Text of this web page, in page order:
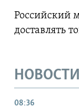
Российский
доставлять
НОВОСТИ
08:36